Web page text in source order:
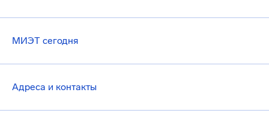
МИЭТ сегодня
Адреса и контакты